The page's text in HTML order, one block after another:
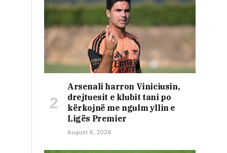
Arsenali harron Viniciusin,
drejtuesit e klubit tani po
kërkojnë me ngulm yllin e
Ligës Premier
August 6, 2026